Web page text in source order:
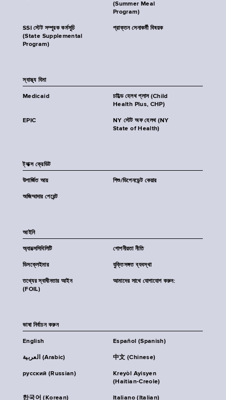
(Summer Meal
Program)
SSI স্টেট সম্পূরক কর্মসূচি
(State Supplemental
Program)
প্রাক্তন সেনাকর্মী বিষয়ক
স্বাস্থ্য বিমা
Medicaid
চাইল্ড হেলথ প্লাস (Child
Health Plus, CHP)
EPIC
NY স্টেট অফ হেলথ (NY
State of Health)
ট্যাক্স ক্রেডিট
উপার্জিত আয় শিশু/ডিপেনডেন্ট কেয়ার
অজিম্মাদার পেরেন্ট
আইনি
অ্যাক্সেসিবিলিটি গোপনীয়তা নীতি
ডিসক্লেইমার যুক্তিসঙ্গত ব্যবস্থা
তথ্যের স্বাধীনতার আইন
(FOIL)
আমাদের সাথে যোগাযোগ করুন:
ভাষা নির্বাচন করুন
English Español (Spanish)
العربية (Arabic) 中文 (Chinese)
русский (Russian)
Kreyòl Ayisyen
(Haitian-Creole)
한국어 (Korean) Italiano (Italian)